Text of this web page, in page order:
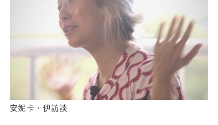
安妮卡．伊訪談